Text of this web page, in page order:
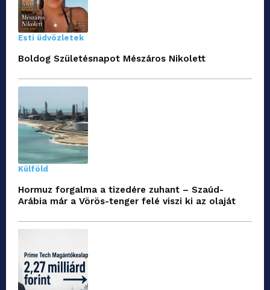
Esti üdvözletek
Boldog Születésnapot Mészáros Nikolett
Külföld
Hormuz forgalma a tizedére zuhant – Szaúd-
Arábia már a Vörös-tenger felé viszi ki az olaját